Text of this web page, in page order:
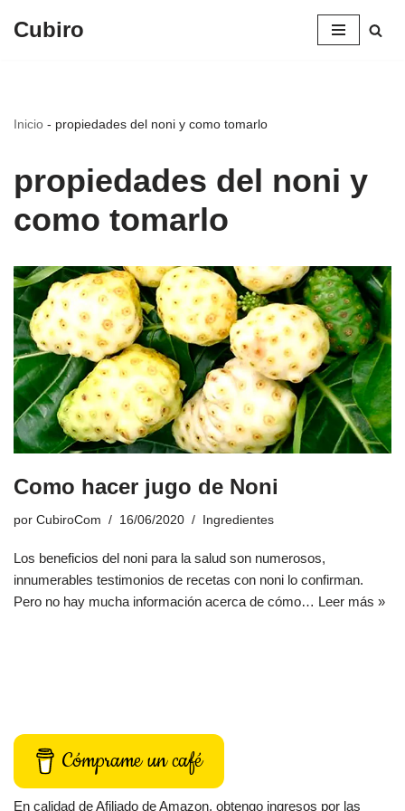
Cubiro
Inicio - propiedades del noni y como tomarlo
propiedades del noni y
como tomarlo
Como hacer jugo de Noni
por CubiroCom 16/06/2020 Ingredientes
Los beneficios del noni para la salud son numerosos,
innumerables testimonios de recetas con noni lo confirman.
Pero no hay mucha información acerca de cómo… Leer más »
Cómprame un café
En calidad de Afiliado de Amazon, obtengo ingresos por las